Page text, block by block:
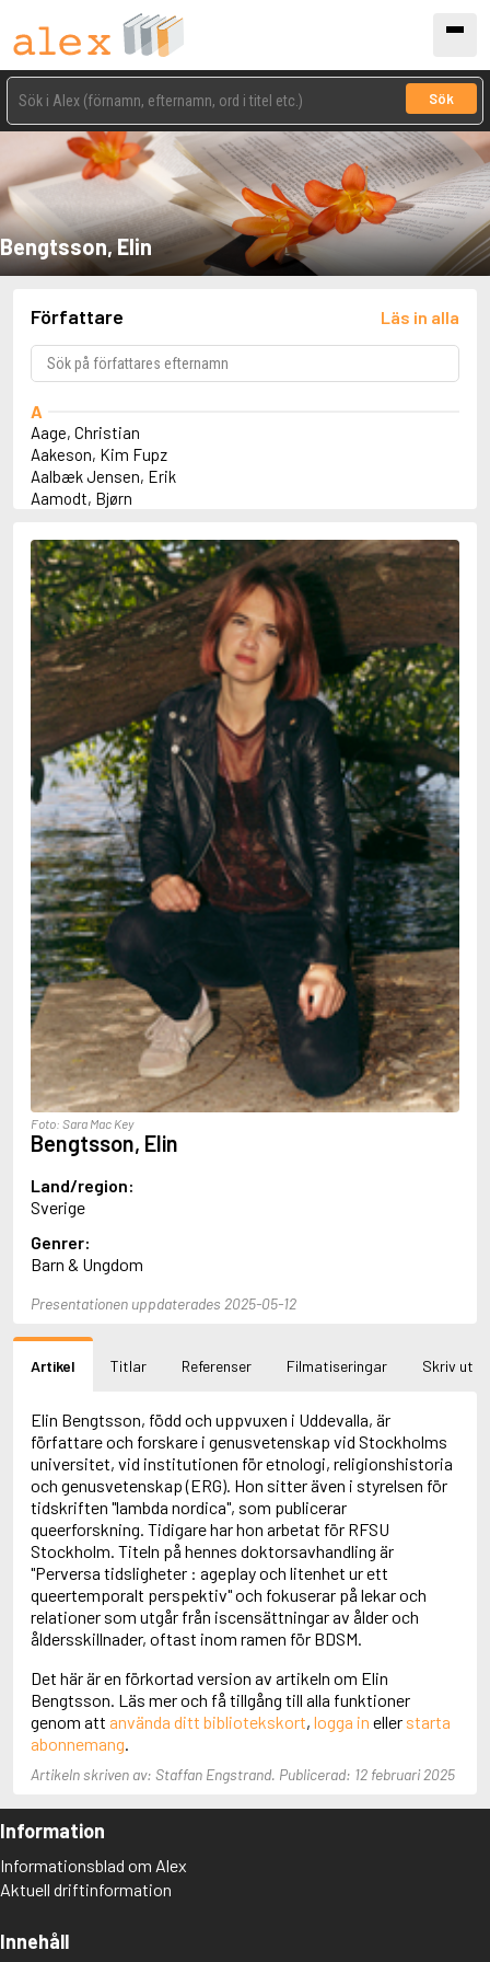
Sök
Bengtsson, Elin
Författare Läs in alla
A
Aage, Christian
Aakeson, Kim Fupz
Aalbæk Jensen, Erik
Aamodt, Bjørn
Abbey, Kieran
Abbot, Anthony
Abbott, John
Abbott, Megan
Abdel-Fattah, Randa
Abdolah, Kader
Abé, Kobo
Abedi, Isabel
Abele, Inga
Abgarjan, Narine
Abish, Walter
Aboulela, Leila
Abrahams, Peter (f. 1919)
Abrahams, Peter (f. 1947)
Abrahamson, Emmy
Abse, Dannie
Abu-Jaber, Diana
Abulhawa, Susan
Aburas, Lone
Achebe, Chinua
Achmatova, Anna
Aciman, André
Ackebo, Lena
Acker, Kathy
Ackroyd, Peter
Adam de la Halle
Adamov, Arthur
Adams, Douglas
Adams, Herbert
Adams, Jane
Adams, Richard
Adbåge, Emma
Adbåge, Lisen
Adelborg, Ottilia
Adiga, Aravind
Adnan, Etel
Adolfsson, Evert
Adolfsson, Gunnar
Adolfsson, Josefine
Adolfsson, Maria
Adolphsen, Peter
Foto: Sara Mac Key
Bengtsson, Elin
Land/region:
Sverige
Genrer:
Barn & Ungdom
Presentationen uppdaterades 2025-05-12
Artikel Titlar Referenser Filmatiseringar Skriv ut
Elin Bengtsson, född och uppvuxen i Uddevalla, är
författare och forskare i genusvetenskap vid Stockholms
universitet, vid institutionen för etnologi, religionshistoria
och genusvetenskap (ERG). Hon sitter även i styrelsen för
tidskriften "lambda nordica", som publicerar
queerforskning. Tidigare har hon arbetat för RFSU
Stockholm. Titeln på hennes doktorsavhandling är
"Perversa tidsligheter : ageplay och litenhet ur ett
queertemporalt perspektiv" och fokuserar på lekar och
relationer som utgår från iscensättningar av ålder och
åldersskillnader, oftast inom ramen för BDSM.
Det här är en förkortad version av artikeln om Elin
Bengtsson. Läs mer och få tillgång till alla funktioner
genom att använda ditt bibliotekskort, logga in eller starta
abonnemang
Artikeln skriven av: Staffan Engstrand. Publicerad: 12 februari 2025
Information
Informationsblad om Alex
Aktuell driftinformation
Innehåll